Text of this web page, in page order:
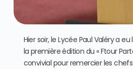
Hier soir, le Lycée Paul Valéry a eu
la première édition du « Ftour
convivial pour remercier les